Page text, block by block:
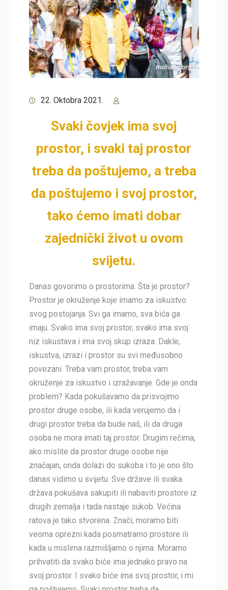
22. Oktobra 2021.
Svaki čovjek ima svoj
prostor, i svaki taj prostor
treba da poštujemo, a treba
da poštujemo i svoj prostor,
tako ćemo imati dobar
zajednički život u ovom
svijetu.
Danas govorimo o prostorima. Šta je prostor?
Prostor je okruženje koje imamo za iskustvo
svog postojanja. Svi ga imamo, sva bića ga
imaju. Svako ima svoj prostor, svako ima svoj
niz iskustava i ima svoj skup izraza. Dakle,
iskustva, izrazi i prostor su svi međusobno
povezani. Treba vam prostor, treba vam
okruženje za iskustvo i izražavanje. Gde je onda
problem? Kada pokušavamo da prisvojimo
prostor druge osobe, ili kada verujemo da i
drugi prostor treba da bude naš, ili da druga
osoba ne mora imati taj prostor. Drugim rečima,
ako mislite da prostor druge osobe nije
značajan, onda dolazi do sukoba i to je ono što
danas vidimo u svijetu. Sve države ili svaka
država pokušava sakupiti ili nabaviti prostore iz
drugih zemalja i tada nastaje sukob. Većina
ratova je tako stvorena. Znači, moramo biti
veoma oprezni kada posmatramo prostore ili
kada u mislima razmišljamo o njima. Moramo
prihvatiti da svako biće ima jednako pravo na
svoj prostor. I svako biće ima svoj prostor, i mi